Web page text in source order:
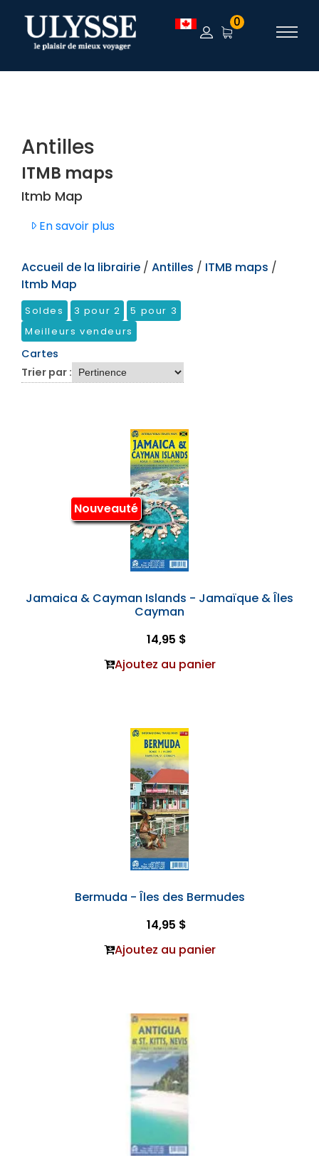
TEST 0
Antilles
ITMB maps
Itmb Map
En savoir plus
Accueil de la librairie / Antilles / ITMB maps /
Itmb Map
Soldes 3 pour 2
5 pour 3
Meilleurs vendeurs
Cartes
Trier par :
Nouveauté
Jamaica & Cayman Islands - Jamaïque & Îles
Cayman
14,95 $
Ajoutez au panier
Bermuda - Îles des Bermudes
14,95 $
Ajoutez au panier